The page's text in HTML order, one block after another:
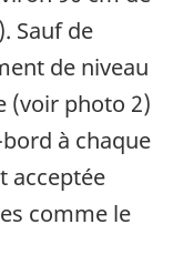
Sauf de
de niveau
(voir photo 2)
à chaque
acceptée
comme le